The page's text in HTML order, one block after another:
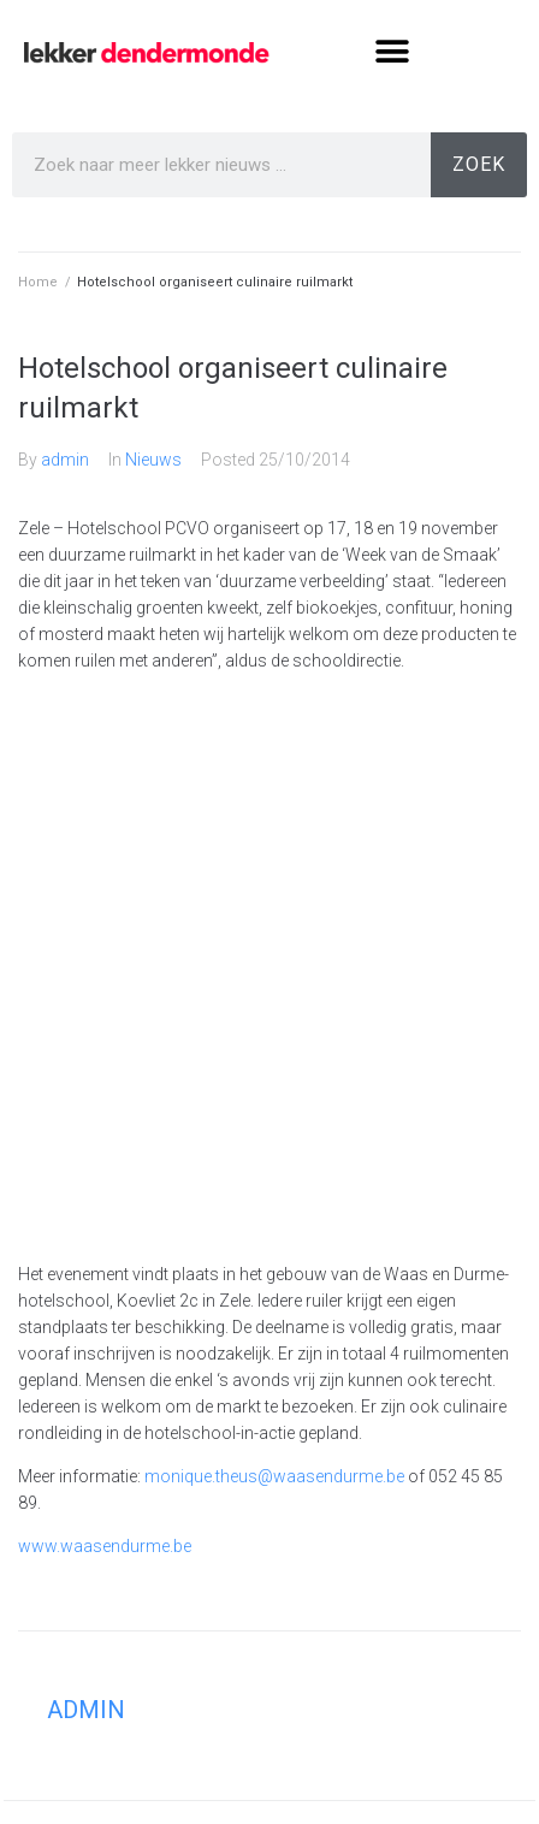
ZOEK
Home / Hotelschool organiseert culinaire ruilmarkt
Hotelschool organiseert culinaire
ruilmarkt
By admin In Nieuws Posted 25/10/2014
Zele – Hotelschool PCVO organiseert op 17, 18 en 19 november
een duurzame ruilmarkt in het kader van de ‘Week van de Smaak’
die dit jaar in het teken van ‘duurzame verbeelding’ staat. “Iedereen
die kleinschalig groenten kweekt, zelf biokoekjes, confituur, honing
of mosterd maakt heten wij hartelijk welkom om deze producten te
komen ruilen met anderen”, aldus de schooldirectie.
Het evenement vindt plaats in het gebouw van de Waas en Durme-
hotelschool, Koevliet 2c in Zele. Iedere ruiler krijgt een eigen
standplaats ter beschikking. De deelname is volledig gratis, maar
vooraf inschrijven is noodzakelijk. Er zijn in totaal 4 ruilmomenten
gepland. Mensen die enkel ‘s avonds vrij zijn kunnen ook terecht.
Iedereen is welkom om de markt te bezoeken. Er zijn ook culinaire
rondleiding in de hotelschool-in-actie gepland.
Meer informatie: monique.theus@waasendurme.be of 052 45 85
89.
www.waasendurme.be
ADMIN